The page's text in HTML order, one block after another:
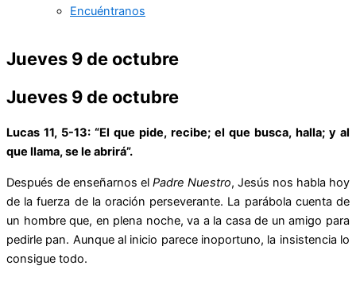
Encuéntranos
Jueves 9 de octubre
Jueves 9 de octubre
Lucas 11, 5-13: “El que pide, recibe; el que busca, halla; y al
que llama, se le abrirá”.
Después de enseñarnos el Padre Nuestro, Jesús nos habla hoy
de la fuerza de la oración perseverante. La parábola cuenta de
un hombre que, en plena noche, va a la casa de un amigo para
pedirle pan. Aunque al inicio parece inoportuno, la insistencia lo
consigue todo.